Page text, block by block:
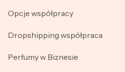
Opcje współpracy
Dropshipping współpraca
Perfumy w Biznesie